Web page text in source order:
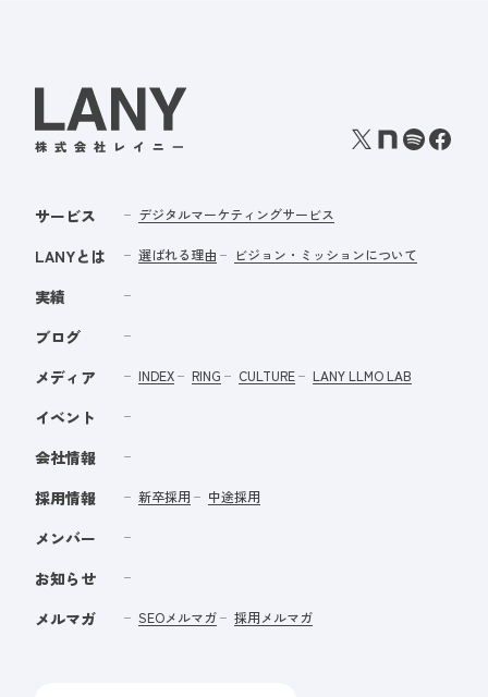
サービス デジタルマーケティングサービス
LANYとは 選ばれる理由 ビジョン・ミッションについて
実績
ブログ
メディア
INDEX RING CULTURE LANY LLMO LAB
イベント
会社情報
採用情報
新卒採用 中途採用
メンバー
お知らせ
メルマガ
SEOメルマガ 採用メルマガ